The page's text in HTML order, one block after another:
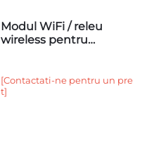
Modul WiFi / releu
wireless pentru
[Contactati-ne pentru un pre
t]